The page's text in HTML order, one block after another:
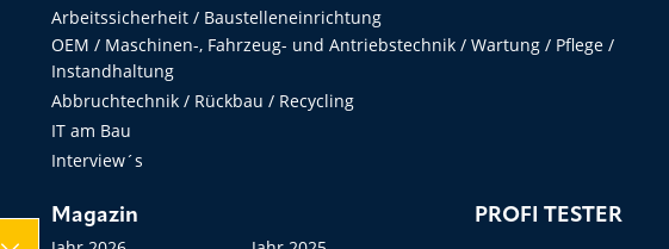
Arbeitssicherheit / Baustelleneinrichtung
OEM / Maschinen-, Fahrzeug- und Antriebstechnik / Wartung / Pflege /
Instandhaltung
Abbruchtechnik / Rückbau / Recycling
IT am Bau
Interview´s
Magazin PROFI TESTER